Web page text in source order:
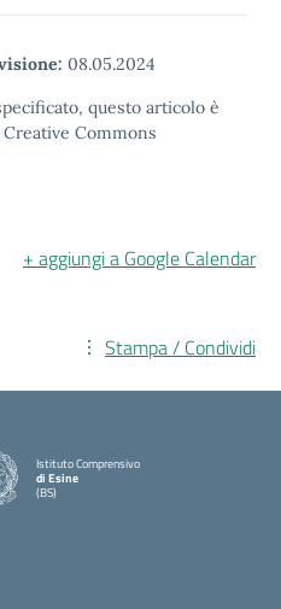
08.05.2024
questo articolo è
Commons
+ aggiungi a Google Calendar
Stampa / Condividi
Istituto Comprensivo
di Esine
(BS)